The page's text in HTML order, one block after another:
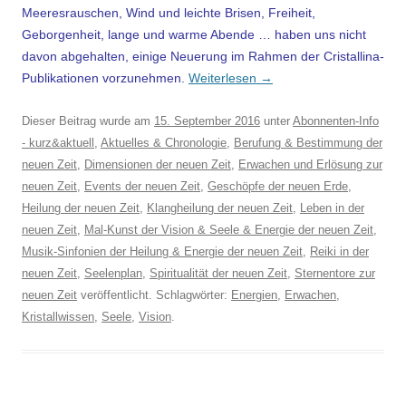
Meeresrauschen, Wind und leichte Brisen, Freiheit,
Geborgenheit, lange und warme Abende … haben uns nicht
davon abgehalten, einige Neuerung im Rahmen der Cristallina-
Publikationen vorzunehmen. Weiterlesen →
Dieser Beitrag wurde am 15. September 2016 unter Abonnenten-Info
- kurz&aktuell , Aktuelles & Chronologie, Berufung & Bestimmung der
neuen Zeit, Dimensionen der neuen Zeit, Erwachen und Erlösung zur
neuen Zeit, Events der neuen Zeit, Geschöpfe der neuen Erde,
Heilung der neuen Zeit, Klangheilung der neuen Zeit, Leben in der
neuen Zeit, Mal-Kunst der Vision & Seele & Energie der neuen Zeit,
Musik-Sinfonien der Heilung & Energie der neuen Zeit, Reiki in der
neuen Zeit, Seelenplan, Spiritualität der neuen Zeit, Sternentore zur
neuen Zeit veröffentlicht. Schlagwörter: Energien, Erwachen,
Kristallwissen, Seele, Vision.